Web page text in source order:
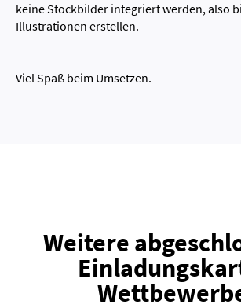
keine Stockbilder integriert werden, also
Illustrationen erstellen.
Viel Spaß beim Umsetzen.
Weitere